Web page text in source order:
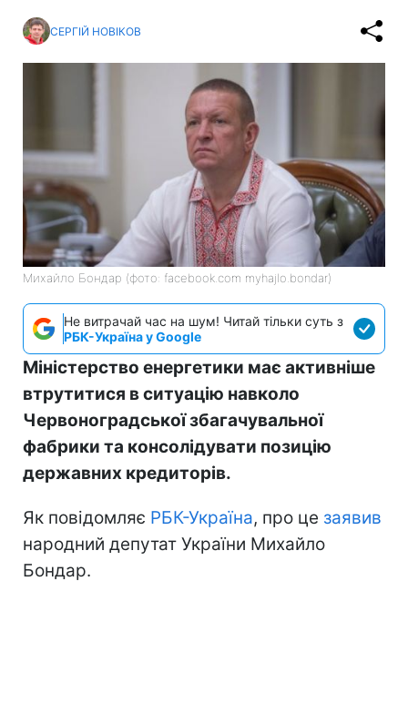
СЕРГІЙ НОВІКОВ
Михайло Бондар (фото: facebook.com myhajlo.bondar)
Не витрачай час на шум! Читай тільки суть з
РБК-Україна у Google
Міністерство енергетики має активніше
втрутитися в ситуацію навколо
Червоноградської збагачувальної
фабрики та консолідувати позицію
державних кредиторів.
Як повідомляє РБК-Україна, про це заявив
народний депутат України Михайло
Бондар.